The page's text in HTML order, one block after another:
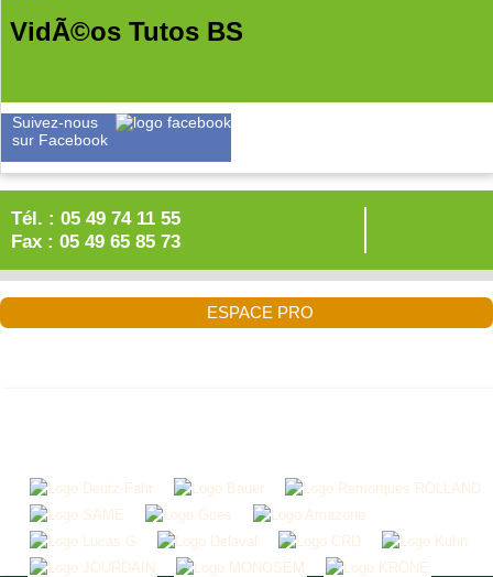
VidÃ©os Tutos BS
Suivez-nous
sur Facebook
Tél. : 05 49 74 11 55
Fax : 05 49 65 85 73
ESPACE PRO